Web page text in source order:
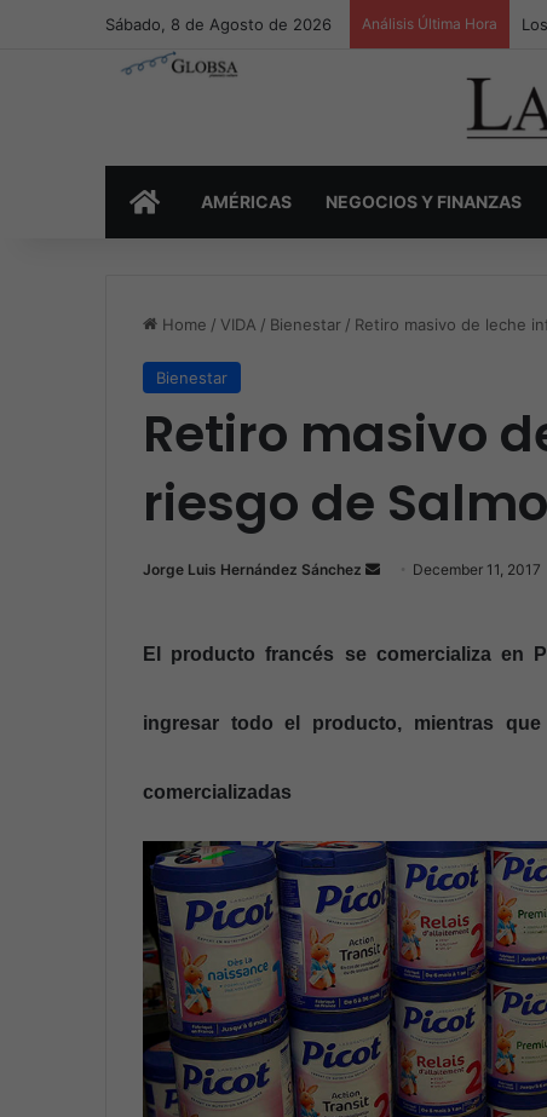
Sábado, 8 de Agosto de 2026 Análisis Última Hora
INICIOAMÉRICAS NEGOCIOS Y FINANZAS
Home / VIDA / Bienestar / Retiro masivo de leche
Bienestar
Retiro masivo
riesgo de
Jorge Luis Hernández Sánchez
d
n
December 11, 2017
El producto francés se comercializa en
ingresar todo el producto, mientras
comercializadas